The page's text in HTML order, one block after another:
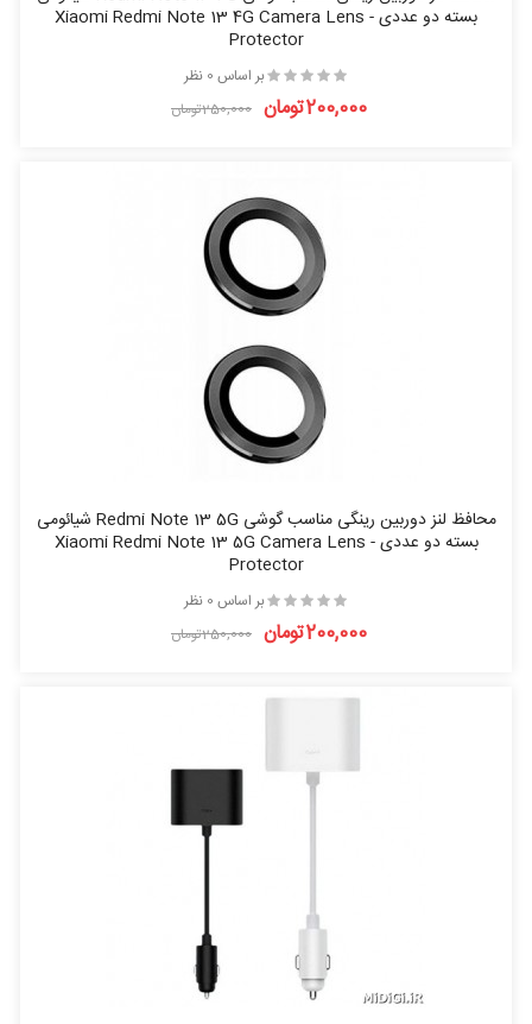
بسته دو عددی - Xiaomi Redmi Note 13 4G Camera Lens
Protector
بر اساس 0 نظر
200,000تومان 250,000تومان
محافظ لنز دوربین رینگی مناسب گوشی Redmi Note 13 5G شیائومی
بسته دو عددی - Xiaomi Redmi Note 13 5G Camera Lens
Protector
بر اساس 0 نظر
200,000تومان 250,000تومان